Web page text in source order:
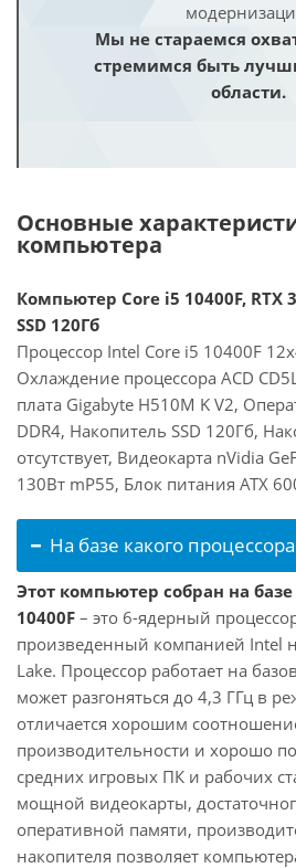
Мы не стараемся
стремимся быть
области.
Основные
компьютера
Компьютер Core i5 10400F, RTX
SSD 120Гб
Процессор Intel Core i5 10400F
Охлаждение процессора ACD
плата Gigabyte H510M K V2,
DDR4, Накопитель SSD 120Гб,
отсутствует, Видеокарта nVidia
130Вт mP55, Блок питания ATX
На базе какого
Этот компьютер собран на
10400F – это 6-ядерный
произведенный компанией Intel
Lake. Процессор работает на
может разгоняться до 4,3 ГГц в
отличается хорошим
производительности и хорошо
средних игровых ПК и рабочих
мощной видеокарты,
оперативной памяти,
накопителя позволяет